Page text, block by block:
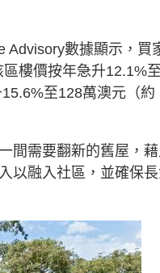
Advisory數據顯示，買
樓價按年急升12.1%
至128萬澳元（約
間需要翻新的舊屋，
以融入社區，並確保